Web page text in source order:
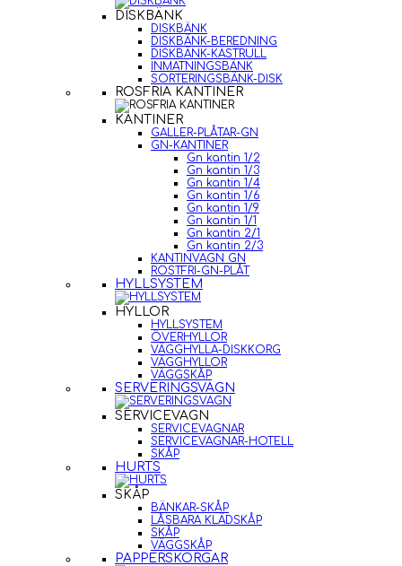
DISKBÄNK
DISKBÄNK
DISKBÄNK-BEREDNING
DISKBÄNK-KASTRULL
INMATNINGSBÄNK
SORTERINGSBÄNK-DISK
ROSFRIA KANTINER
KANTINER
GALLER-PLÅTAR-GN
GN-KANTINER
Gn kantin 1/2
Gn kantin 1/3
Gn kantin 1/4
Gn kantin 1/6
Gn kantin 1/9
Gn kantin 1/1
Gn kantin 2/1
Gn kantin 2/3
KANTINVAGN GN
ROSTFRI-GN-PLÅT
HYLLSYSTEM
HYLLOR
HYLLSYSTEM
ÖVERHYLLOR
VÄGGHYLLA-DISKKORG
VÄGGHYLLOR
VÄGGSKÅP
SERVERINGSVAGN
SERVICEVAGN
SERVICEVAGNAR
SERVICEVAGNAR-HOTELL
SKÅP
HURTS
SKÅP
BÄNKAR-SKÅP
LÅSBARA KLÄDSKÅP
SKÅP
VÄGGSKÅP
PAPPERSKORGAR